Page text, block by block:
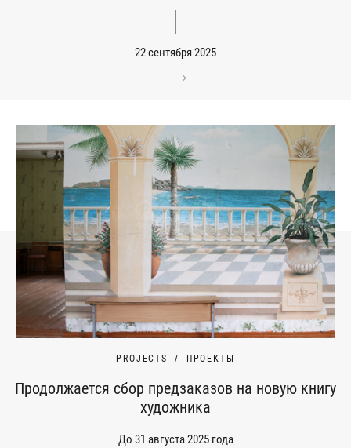
22 сентября 2025
PROJECTS ПРОЕКТЫ
Продолжается сбор предзаказов на новую книгу
художника
До 31 августа 2025 года